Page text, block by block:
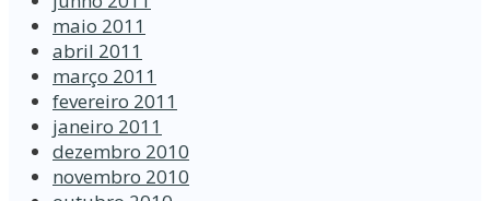
maio 2011
abril 2011
março 2011
fevereiro 2011
janeiro 2011
dezembro 2010
novembro 2010